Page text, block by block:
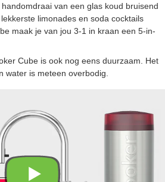
van een glas koud bruisend
limonades en soda cocktails
maak je van jou 3-1 in kraan een 5-in-
Cube is ook nog eens duurzaam. Het
water is meteen overbodig.